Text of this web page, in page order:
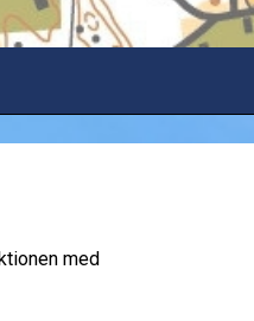
med